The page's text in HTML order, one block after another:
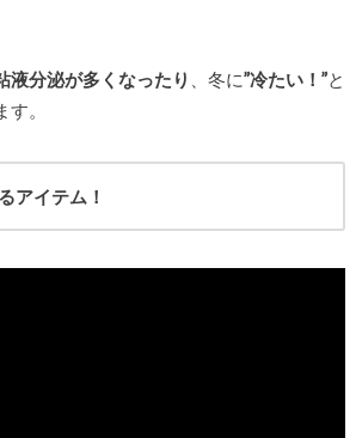
液分泌が多くなったり 、冬に”冷たい！”と
。
アイテム！